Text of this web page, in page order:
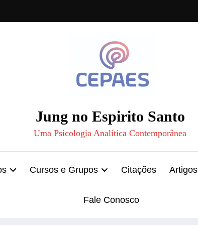
Jung no Espirito Santo
Uma Psicologia Analítica Contemporânea
Cursos e Grupos Citações Artigos
Fale Conosco